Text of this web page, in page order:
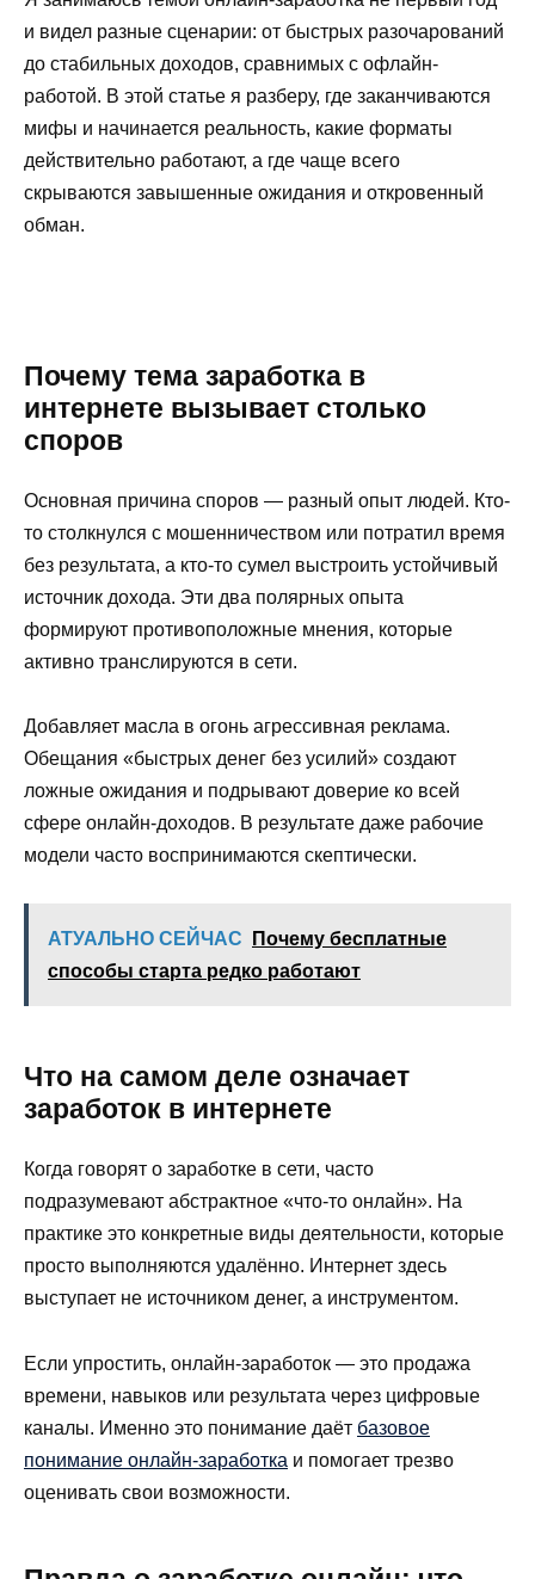
и видел разные сценарии: от быстрых разочарований
до стабильных доходов, сравнимых с офлайн-
работой. В этой статье я разберу, где заканчиваются
мифы и начинается реальность, какие форматы
действительно работают, а где чаще всего
скрываются завышенные ожидания и откровенный
обман.
Почему тема заработка в
интернете вызывает столько
споров
Основная причина споров — разный опыт людей. Кто-
то столкнулся с мошенничеством или потратил время
без результата, а кто-то сумел выстроить устойчивый
источник дохода. Эти два полярных опыта
формируют противоположные мнения, которые
активно транслируются в сети.
Добавляет масла в огонь агрессивная реклама.
Обещания «быстрых денег без усилий» создают
ложные ожидания и подрывают доверие ко всей
сфере онлайн-доходов. В результате даже рабочие
модели часто воспринимаются скептически.
АТУАЛЬНО СЕЙЧАС
Почему бесплатные
способы старта редко работают
Что на самом деле означает
заработок в интернете
Когда говорят о заработке в сети, часто
подразумевают абстрактное «что-то онлайн». На
практике это конкретные виды деятельности, которые
просто выполняются удалённо. Интернет здесь
выступает не источником денег, а инструментом.
Если упростить, онлайн-заработок — это продажа
времени, навыков или результата через цифровые
каналы. Именно это понимание даёт базовое
понимание онлайн-заработка и помогает трезво
оценивать свои возможности.